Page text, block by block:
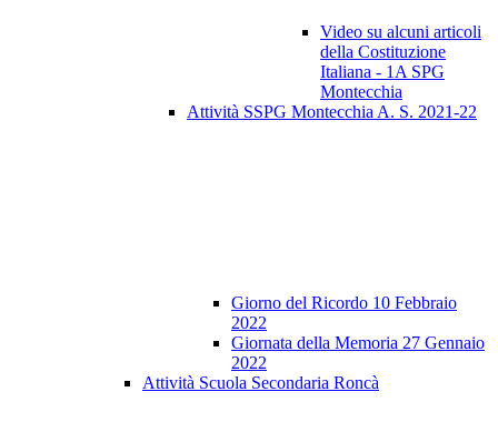
Video su alcuni articoli
della Costituzione
Italiana - 1A SPG
Montecchia
Attività SSPG Montecchia A. S. 2021-22
Giorno del Ricordo 10 Febbraio
2022
Giornata della Memoria 27 Gennaio
2022
Attività Scuola Secondaria Roncà